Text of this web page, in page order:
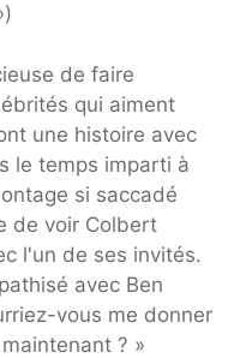
de faire
qui aiment
une histoire avec
le temps imparti à
si saccadé
de voir Colbert
l'un de ses invités.
avec Ben
vous me donner
? »